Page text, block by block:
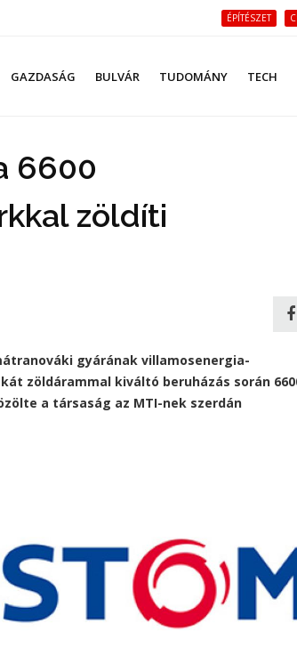
ÉPÍTÉSZET
GAZDASÁG BULVÁR TUDOMÁNY TECH
6600
zöldíti
gyárának villamosenergia-
zöldárammal kiváltó beruházás során
a társaság az MTI-nek szerdán